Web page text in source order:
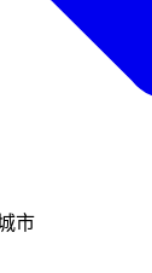
市